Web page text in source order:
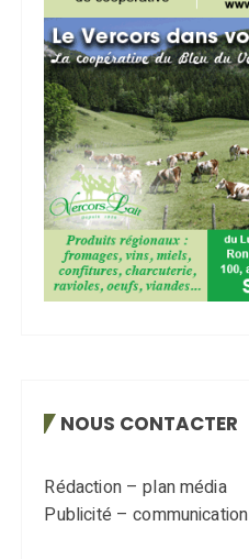
NOUS CONTACTER
Rédaction – plan média
Publicité – communication